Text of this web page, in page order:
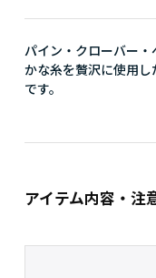
パイン・クローバー
かな糸を贅沢に使用
です。
アイテム内容・注